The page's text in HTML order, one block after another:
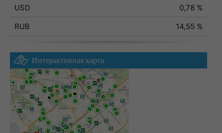
USD
0,78 %
RUB
14,55 %
Интерактивная карта